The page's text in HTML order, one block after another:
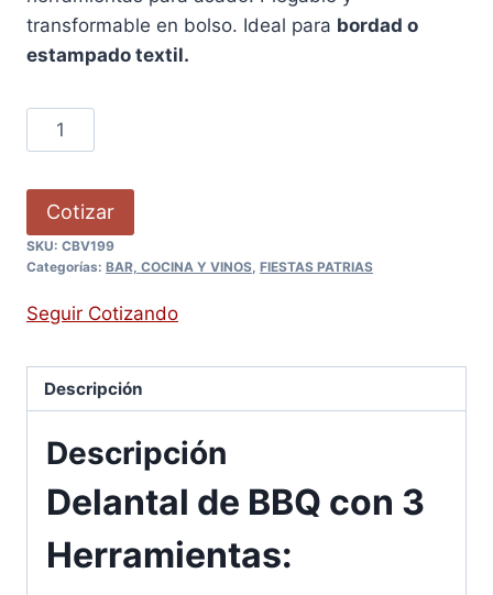
transformable en bolso. Ideal para bordad o
estampado textil.
Cotizar
SKU: CBV199
Categorías: BAR, COCINA Y VINOS, FIESTAS PATRIAS
Seguir Cotizando
Descripción
Descripción
Delantal de BBQ con 3
Herramientas: